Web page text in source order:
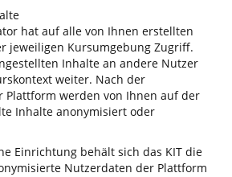
hat auf alle von Ihnen erstellten
jeweiligen Kursumgebung Zugriff.
Inhalte an andere Nutzer
weiter. Nach der
Plattform werden von Ihnen auf der
Inhalte anonymisiert oder
Einrichtung behält sich das KIT die
Nutzerdaten der Plattform